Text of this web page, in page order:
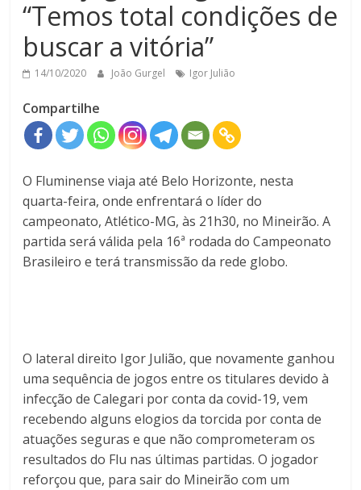
“Temos total condições de
buscar a vitória”
14/10/2020 João Gurgel Igor Julião
Compartilhe
O Fluminense viaja até Belo Horizonte, nesta
quarta-feira, onde enfrentará o líder do
campeonato, Atlético-MG, às 21h30, no Mineirão. A
partida será válida pela 16ª rodada do Campeonato
Brasileiro e terá transmissão da rede globo.
O lateral direito Igor Julião, que novamente ganhou
uma sequência de jogos entre os titulares devido à
infecção de Calegari por conta da covid-19, vem
recebendo alguns elogios da torcida por conta de
atuações seguras e que não comprometeram os
resultados do Flu nas últimas partidas. O jogador
reforçou que, para sair do Mineirão com um